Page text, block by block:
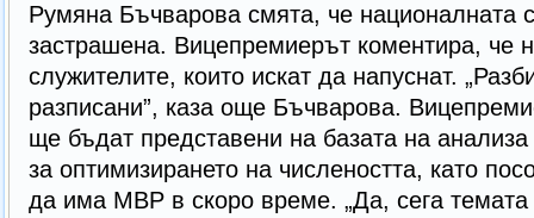
Румяна Бъчварова смята, че националната
застрашена. Вицепремиерът коментира, че
служителите, които искат да напуснат.
разписани”, каза още Бъчварова.
ще бъдат представени на базата на
за оптимизирането на числеността, като
да има МВР в скоро време. „Да, сега темата